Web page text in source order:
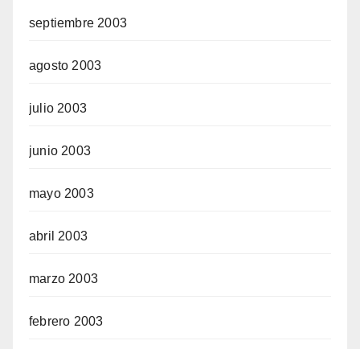
septiembre 2003
agosto 2003
julio 2003
junio 2003
mayo 2003
abril 2003
marzo 2003
febrero 2003